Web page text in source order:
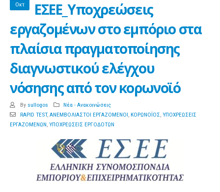
Οκτ
ΕΣΕΕ_Υποχρεώσεις
εργαζομένων στο εμπόριο στα
πλαίσια πραγματοποίησης
διαγνωστικού ελέγχου
νόσησης από τον κορωνοϊό
By sullogos
Νέα - Ανακοινώσεις
RAPID TEST, ΑΝΕΜΒΟΛΙΑΣΤΟΙ ΕΡΓΑΖΟΜΕΝΟΙ, ΚΟΡΩΝΟΪΟΣ, ΥΠΟΧΡΕΩΣΕΙΣ
ΕΡΓΑΖΟΜΕΝΩΝ, ΥΠΟΧΡΕΩΣΕΙΣ ΕΡΓΟΔΟΤΩΝ